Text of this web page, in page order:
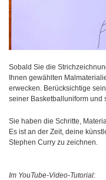
Sobald Sie die
Ihnen gewählten
erwecken. Berücksichtige
seiner Basketballuniform und
Sie haben die Schritte,
Es ist an der Zeit, deine
Stephen Curry zu zeichnen.
Im YouTube-Video-Tutorial: